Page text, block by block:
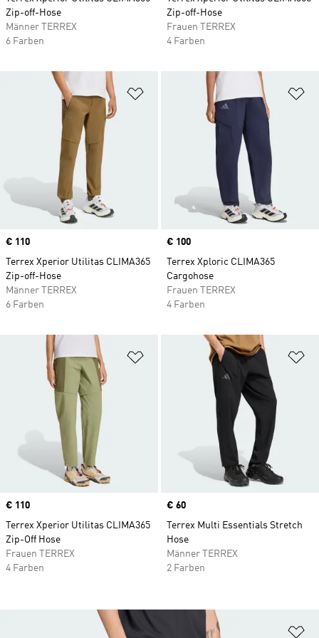
Zip-off-Hose
Männer TERREX
6 Farben
Zip-off-Hose
Frauen TERREX
4 Farben
Zur Wunschliste hinzufügen
Price
€ 110
Terrex Xperior Utilitas CLIMA365
Zip-off-Hose
Männer TERREX
6 Farben
Price
€ 100
Terrex Xploric CLIMA365
Cargohose
Frauen TERREX
4 Farben
Zur Wunschliste hinzufügen
Price
€ 110
Terrex Xperior Utilitas CLIMA365
Zip-Off Hose
Frauen TERREX
4 Farben
Price
€ 60
Terrex Multi Essentials Stretch
Hose
Männer TERREX
2 Farben